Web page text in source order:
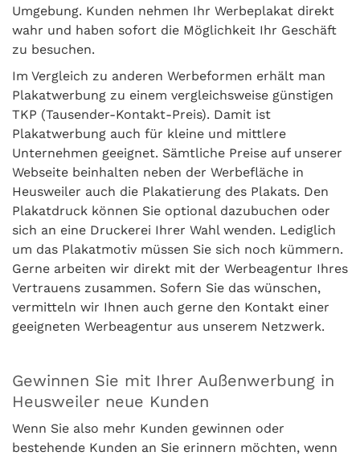
Umgebung. Kunden nehmen Ihr Werbeplakat direkt
wahr und haben sofort die Möglichkeit Ihr Geschäft
zu besuchen.
Im Vergleich zu anderen Werbeformen erhält man
Plakatwerbung zu einem vergleichsweise günstigen
TKP (Tausender-Kontakt-Preis). Damit ist
Plakatwerbung auch für kleine und mittlere
Unternehmen geeignet. Sämtliche Preise auf unserer
Webseite beinhalten neben der Werbefläche in
Heusweiler auch die Plakatierung des Plakats. Den
Plakatdruck können Sie optional dazubuchen oder
sich an eine Druckerei Ihrer Wahl wenden. Lediglich
um das Plakatmotiv müssen Sie sich noch kümmern.
Gerne arbeiten wir direkt mit der Werbeagentur Ihres
Vertrauens zusammen. Sofern Sie das wünschen,
vermitteln wir Ihnen auch gerne den Kontakt einer
geeigneten Werbeagentur aus unserem Netzwerk.
Gewinnen Sie mit Ihrer Außenwerbung in
Heusweiler neue Kunden
Wenn Sie also mehr Kunden gewinnen oder
bestehende Kunden an Sie erinnern möchten, wenn